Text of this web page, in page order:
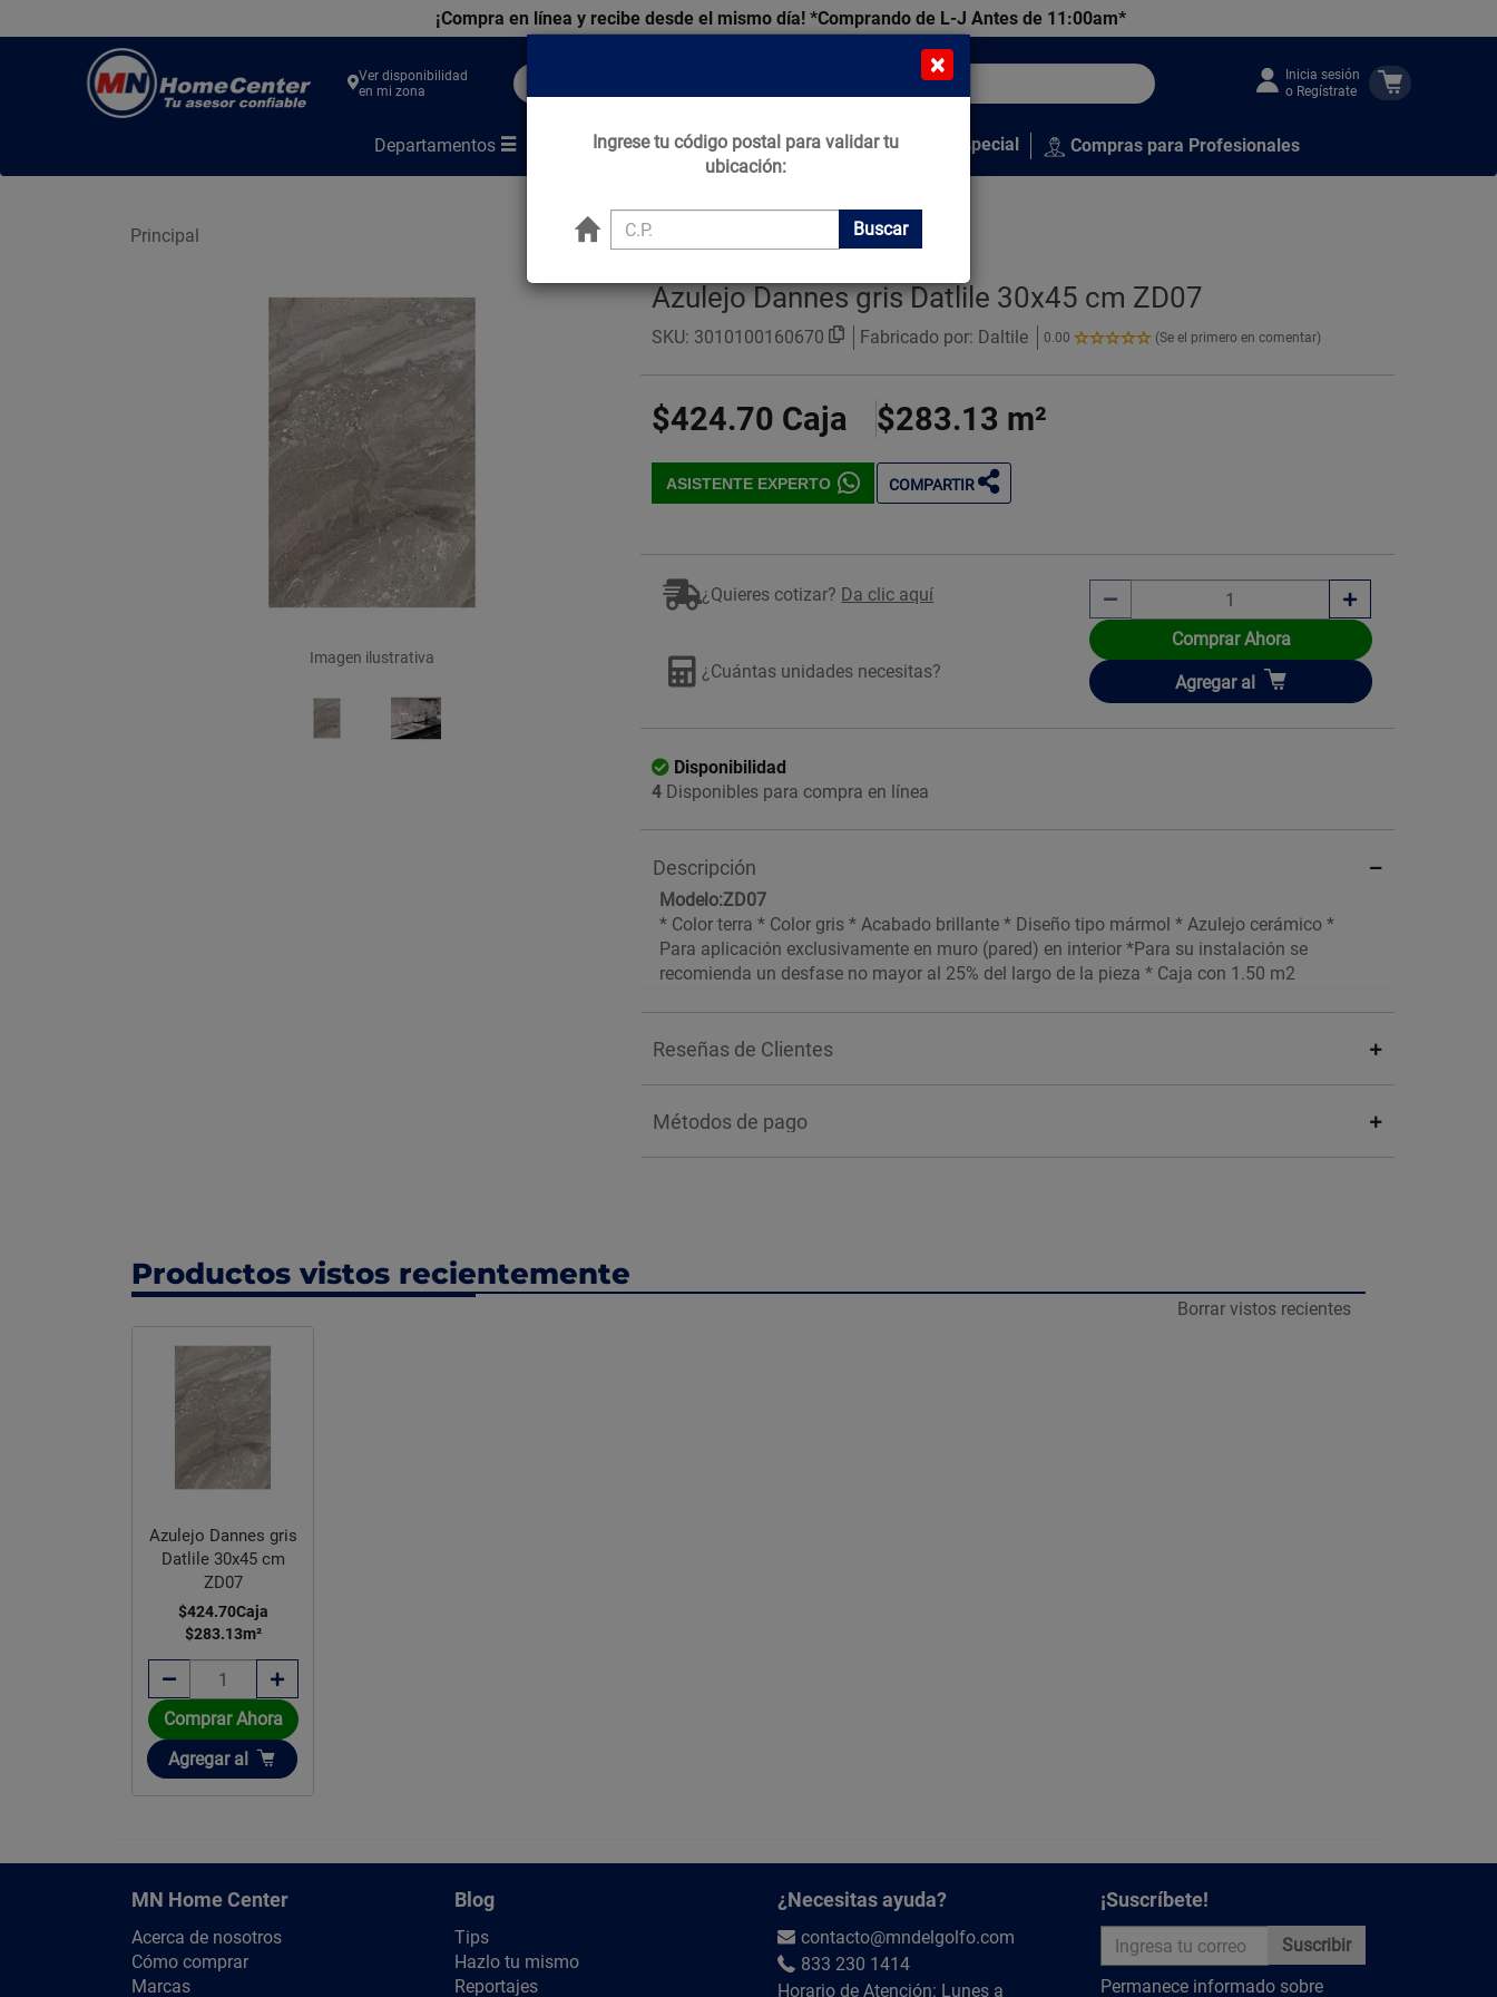
¡Compra en línea y recibe desde el mismo día! *Comprando de L-J Antes de 11:00am*
Center
Ver disponibilidad
en mi zona
Inicia sesión
o Regístrate
Departamentos Marcas Tips que Construyen Venta Especial Compras para Profesionales
Principal
Imagen ilustrativa
Azulejo Dannes gris Datlile 30x45 cm ZD07
SKU: 3010100160670 Fabricado por: Daltile 0.00
0.00
(Se el primero en comentar)
$424.70 Caja $283.13 m²
ASISTENTE EXPERTO COMPARTIR
¿Quieres cotizar? Da clic aquí
¿Cuántas unidades necesitas?
Comprar Ahora
Añadir
Agregar al
Disponibilidad
4 Disponibles para compra en línea
Descripción
Modelo:ZD07
* Color terra * Color gris * Acabado brillante * Diseño tipo mármol * Azulejo cerámico *
Para aplicación exclusivamente en muro (pared) en interior *Para su instalación se
recomienda un desfase no mayor al 25% del largo de la pieza * Caja con 1.50 m2
Reseñas de Clientes
Métodos de pago
Productos vistos recientemente
Borrar vistos recientes
Azulejo Dannes gris
Datlile 30x45 cm
ZD07
$424.70Caja
$283.13m²
Comprar Ahora
Añadir
Agregar al
MN Home Center
Acerca de nosotros
Cómo comprar
Marcas
Blog
Tips
Hazlo tu mismo
Reportajes
¿Necesitas ayuda?
contacto@mndelgolfo.com
833 230 1414
Horario de Atención: Lunes a
¡Suscríbete!
Suscribir
Permanece informado sobre
×
Ingrese tu código postal para validar tu
ubicación:
Buscar